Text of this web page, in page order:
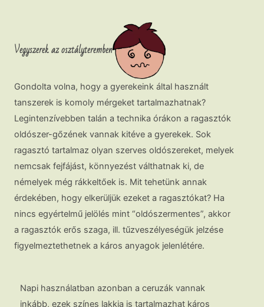
Vegyszerek az osztályteremben
Gondolta volna, hogy a gyerekeink által használt
tanszerek is komoly mérgeket tartalmazhatnak?
Legintenzívebben talán a technika órákon a ragasztók
oldószer-gőzének vannak kitéve a gyerekek. Sok
ragasztó tartalmaz olyan szerves oldószereket, melyek
nemcsak fejfájást, könnyezést válthatnak ki, de
némelyek még rákkeltőek is. Mit tehetünk annak
érdekében, hogy elkerüljük ezeket a ragasztókat? Ha
nincs egyértelmű jelölés mint “oldószermentes”, akkor
a ragasztók erős szaga, ill. tűzveszélyeségük jelzése
figyelmeztethetnek a káros anyagok jelenlétére.
Napi használatban azonban a ceruzák vannak
inkább, ezek színes lakkja is tartalmazhat káros